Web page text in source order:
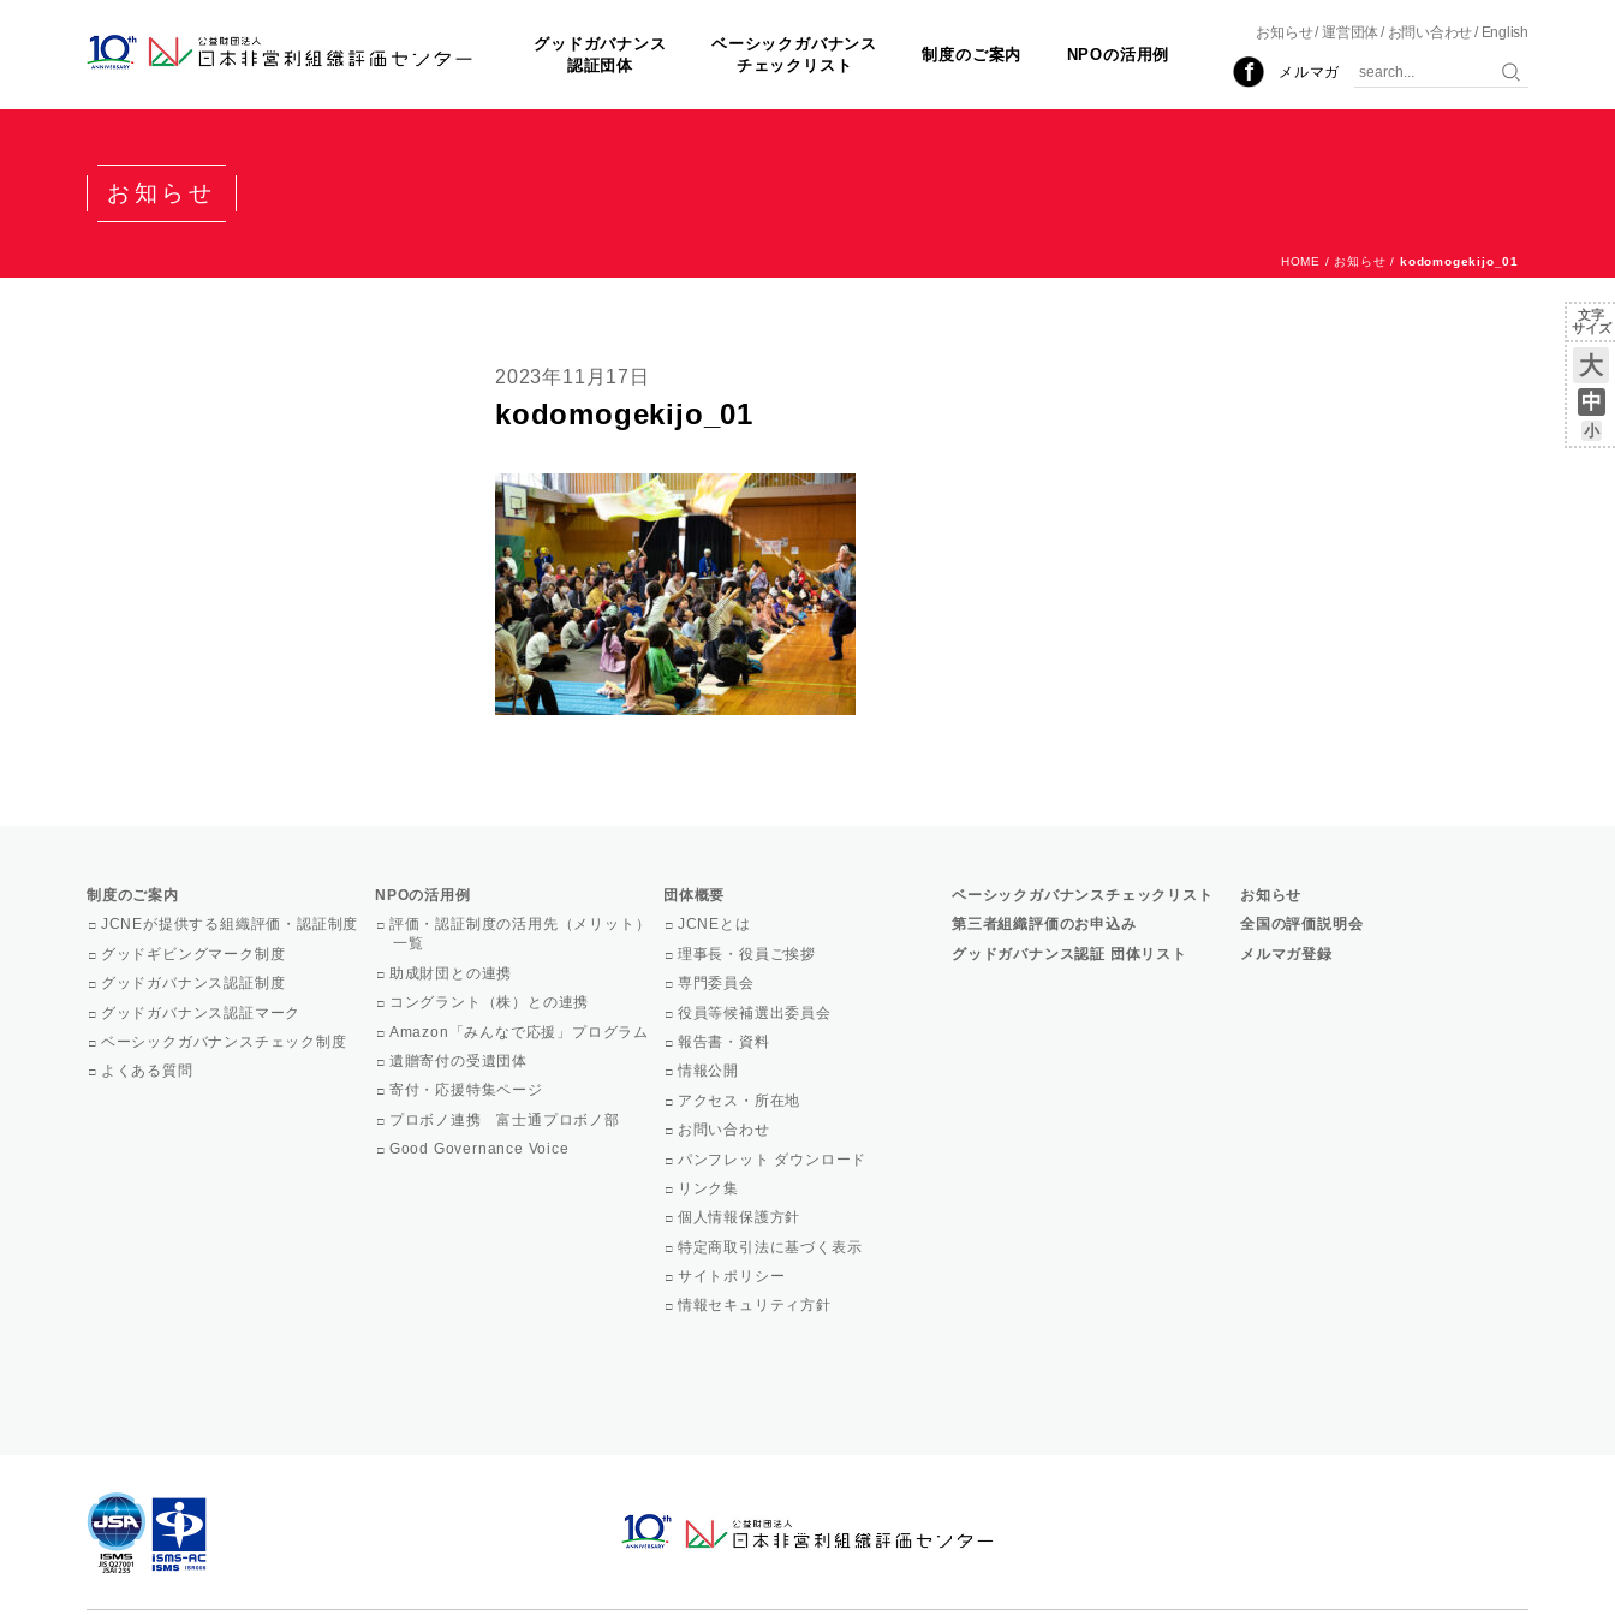
グッドガバナンス
認証団体
ベーシックガバナンス
チェックリスト
制度のご案内 NPOの活用例
お知らせ 運営団体 お問い合わせ English
メルマガ
文字
サイズ
大
中
小
お知らせ
HOME / お知らせ / kodomogekijo_01
2023年11月17日
kodomogekijo_01
制度のご案内
JCNEが提供する組織評価・認証制度
グッドギビングマーク制度
グッドガバナンス認証制度
グッドガバナンス認証マーク
ベーシックガバナンスチェック制度
よくある質問
NPOの活用例
評価・認証制度の活用先（メリット）
一覧
助成財団との連携
コングラント（株）との連携
Amazon「みんなで応援」プログラム
遺贈寄付の受遺団体
寄付・応援特集ページ
プロボノ連携 富士通プロボノ部
Good Governance Voice
団体概要
JCNEとは
理事長・役員ご挨拶
専門委員会
役員等候補選出委員会
報告書・資料
情報公開
アクセス・所在地
お問い合わせ
パンフレット ダウンロード
リンク集
個人情報保護方針
特定商取引法に基づく表示
サイトポリシー
情報セキュリティ方針
ベーシックガバナンスチェックリスト
第三者組織評価のお申込み
グッドガバナンス認証 団体リスト
お知らせ
全国の評価説明会
メルマガ登録